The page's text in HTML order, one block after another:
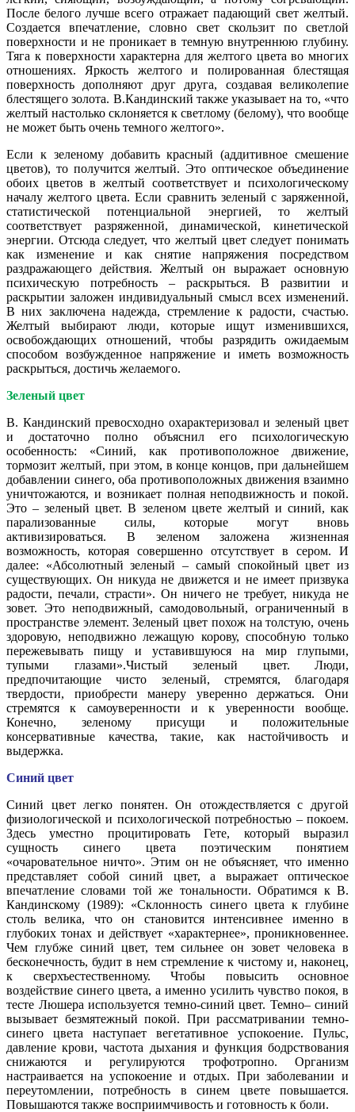
После белого лучше всего отражает падающий свет желтый.
Создается впечатление, словно свет скользит по светлой
поверхности и не проникает в темную внутреннюю глубину.
Тяга к поверхности характерна для желтого цвета во многих
отношениях. Яркость желтого и полированная блестящая
поверхность дополняют друг друга, создавая великолепие
блестящего золота. В.Кандинский также указывает на то, «что
желтый настолько склоняется к светлому (белому), что вообще
не может быть очень темного желтого».
Если к зеленому добавить красный (аддитивное смешение
цветов), то получится желтый. Это оптическое объединение
обоих цветов в желтый соответствует и психологическому
началу желтого цвета. Если сравнить зеленый с заряженной,
статистической потенциальной энергией, то желтый
соответствует разряженной, динамической, кинетической
энергии. Отсюда следует, что желтый цвет следует понимать
как изменение и как снятие напряжения посредством
раздражающего действия. Желтый он выражает основную
психическую потребность – раскрыться. В развитии и
раскрытии заложен индивидуальный смысл всех изменений.
В них заключена надежда, стремление к радости, счастью.
Желтый выбирают люди, которые ищут изменившихся,
освобождающих отношений, чтобы разрядить ожидаемым
способом возбужденное напряжение и иметь возможность
раскрыться, достичь желаемого.
Зеленый цвет
В. Кандинский превосходно охарактеризовал и зеленый цвет
и достаточно полно объяснил его психологическую
особенность: «Синий, как противоположное движение,
тормозит желтый, при этом, в конце концов, при дальнейшем
добавлении синего, оба противоположных движения взаимно
уничтожаются, и возникает полная неподвижность и покой.
Это – зеленый цвет. В зеленом цвете желтый и синий, как
парализованные силы, которые могут вновь
активизироваться. В зеленом заложена жизненная
возможность, которая совершенно отсутствует в сером. И
далее: «Абсолютный зеленый – самый спокойный цвет из
существующих. Он никуда не движется и не имеет призвука
радости, печали, страсти». Он ничего не требует, никуда не
зовет. Это неподвижный, самодовольный, ограниченный в
пространстве элемент. Зеленый цвет похож на толстую, очень
здоровую, неподвижно лежащую корову, способную только
пережевывать пищу и уставившуюся на мир глупыми,
тупыми глазами».Чистый зеленый цвет. Люди,
предпочитающие чисто зеленый, стремятся, благодаря
твердости, приобрести манеру уверенно держаться. Они
стремятся к самоуверенности и к уверенности вообще.
Конечно, зеленому присущи и положительные
консервативные качества, такие, как настойчивость и
выдержка.
Синий цвет
Синий цвет легко понятен. Он отождествляется с другой
физиологической и психологической потребностью – покоем.
Здесь уместно процитировать Гете, который выразил
сущность синего цвета поэтическим понятием
«очаровательное ничто». Этим он не объясняет, что именно
представляет собой синий цвет, а выражает оптическое
впечатление словами той же тональности. Обратимся к В.
Кандинскому (1989): «Склонность синего цвета к глубине
столь велика, что он становится интенсивнее именно в
глубоких тонах и действует «характернее», проникновеннее.
Чем глубже синий цвет, тем сильнее он зовет человека в
бесконечность, будит в нем стремление к чистому и, наконец,
к сверхъестественному. Чтобы повысить основное
воздействие синего цвета, а именно усилить чувство покоя, в
тесте Люшера используется темно-синий цвет. Темно– синий
вызывает безмятежный покой. При рассматривании темно-
синего цвета наступает вегетативное успокоение. Пульс,
давление крови, частота дыхания и функция бодрствования
снижаются и регулируются трофотропно. Организм
настраивается на успокоение и отдых. При заболевании и
переутомлении, потребность в синем цвете повышается.
Повышаются также восприимчивость и готовность к боли.